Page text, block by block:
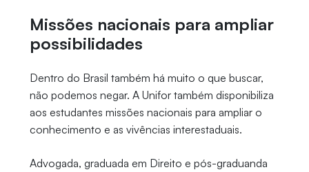
Missões nacionais para ampliar
possibilidades
Dentro do Brasil também há muito o que buscar,
não podemos negar. A Unifor também disponibiliza
aos estudantes missões nacionais para ampliar o
conhecimento e as vivências interestaduais.
Advogada, graduada em Direito e pós-graduanda